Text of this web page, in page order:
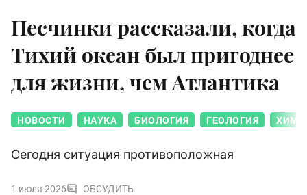
Песчинки рассказали, когда
Тихий океан был пригоднее
для жизни, чем Атлантика
НОВОСТИ НАУКА БИОЛОГИЯ ГЕОЛОГИЯ
Сегодня ситуация противоположная
1 июля 2026 ОБСУДИТЬ